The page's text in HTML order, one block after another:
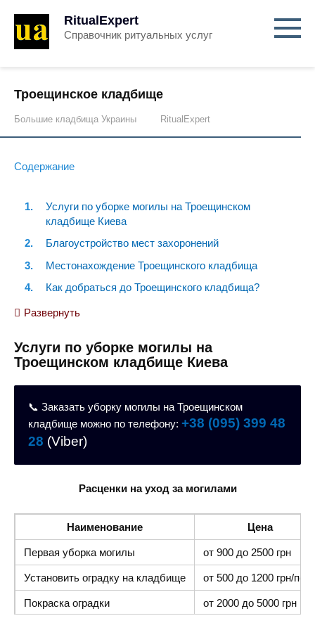
RitualExpert
Справочник ритуальных услуг
Троещинское кладбище
Большие кладбища Украины RitualExpert
Содержание
Услуги по уборке могилы на Троещинском
кладбище Киева
Благоустройство мест захоронений
Местонахождение Троещинского кладбища
Как добраться до Троещинского кладбища?
Общие сведения о кладбище
Развернуть
Услуги по уборке могилы на
Троещинском кладбище Киева
📞 Заказать уборку могилы на Троещинском
кладбище можно по телефону: +38 (095) 399 48
28 (Viber)
Расценки на уход за могилами
Наименование Цена
Первая уборка могилы от 900 до 2500 грн
Установить оградку на кладбище от 500 до 1200 грн/
Покраска оградки от 2000 до 5000 грн